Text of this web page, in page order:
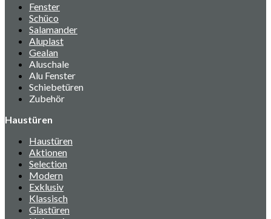
Fenster
Schüco
Salamander
Aluplast
Gealan
Aluschale
Alu Fenster
Schiebetüren
Zubehör
Haustüren
Haustüren
Aktionen
Selection
Modern
Exklusiv
Klassisch
Glastüren